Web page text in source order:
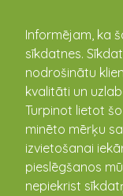
Informējam, ka
sīkdatnes.
nodrošinātu
kvalitāti un
Turpinot lietot
minēto mērķu
izvietošanai
pieslēgšanos
nepiekrist
kandava.lv